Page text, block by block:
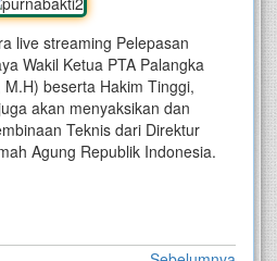
live streaming Pelepasan
Wakil Ketua PTA Palangka
beserta Hakim Tinggi,
akan menyaksikan dan
Teknis dari Direktur
Agung Republik Indonesia.